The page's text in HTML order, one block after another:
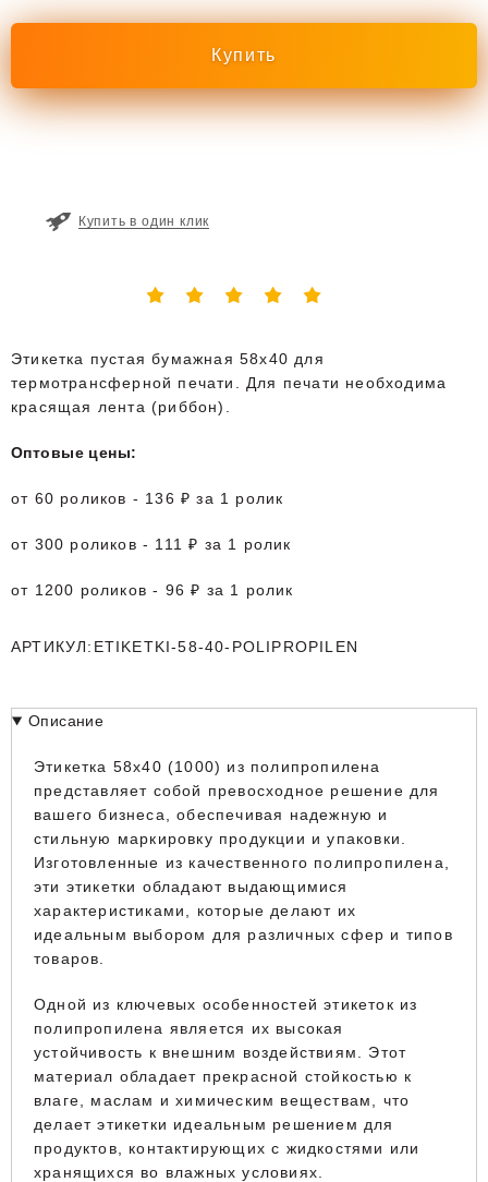
Этикетка пустая бумажная 58x40 для
термотрансферной печати. Для печати необходима
красящая лента (риббон).
Оптовые цены:
от 60 роликов - 136 ₽ за 1 ролик
от 300 роликов - 111 ₽ за 1 ролик
от 1200 роликов - 96 ₽ за 1 ролик
АРТИКУЛ:ETIKETKI-58-40-POLIPROPILEN
Купить в один клик
Описание
Этикетка 58x40 (1000) из полипропилена
представляет собой превосходное решение для
вашего бизнеса, обеспечивая надежную и
стильную маркировку продукции и упаковки.
Изготовленные из качественного полипропилена,
эти этикетки обладают выдающимися
характеристиками, которые делают их
идеальным выбором для различных сфер и типов
товаров.
Одной из ключевых особенностей этикеток из
полипропилена является их высокая
устойчивость к внешним воздействиям. Этот
материал обладает прекрасной стойкостью к
влаге, маслам и химическим веществам, что
делает этикетки идеальным решением для
продуктов, контактирующих с жидкостями или
хранящихся во влажных условиях.